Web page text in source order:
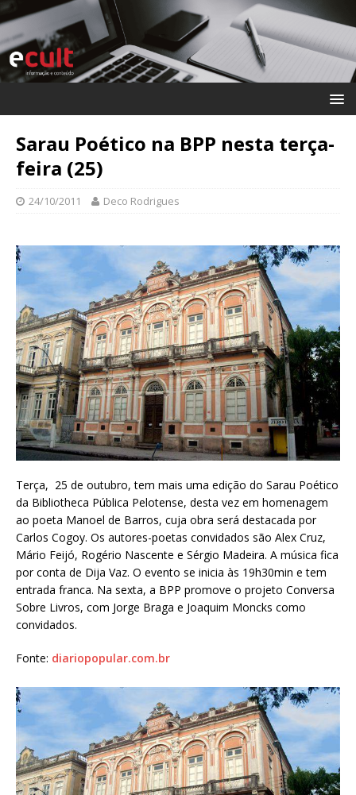
Sarau Poético na BPP nesta terça-
feira (25)
24/10/2011 Deco Rodrigues
Terça, 25 de outubro, tem mais uma edição do Sarau Poético
da Bibliotheca Pública Pelotense, desta vez em homenagem
ao poeta Manoel de Barros, cuja obra será destacada por
Carlos Cogoy. Os autores-poetas convidados são Alex Cruz,
Mário Feijó, Rogério Nascente e Sérgio Madeira. A música fica
por conta de Dija Vaz. O evento se inicia às 19h30min e tem
entrada franca. Na sexta, a BPP promove o projeto Conversa
Sobre Livros, com Jorge Braga e Joaquim Moncks como
convidados.
Fonte: diariopopular.com.br